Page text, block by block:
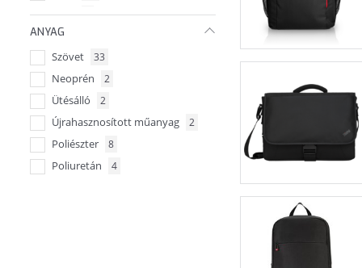
15.0" 1
14.0"
17.0"
18.0"
ANYAG
Szövet 33
Neoprén 2
Ütésálló 2
Újrahasznosított műanyag 2
Poliészter 8
Poliuretán 4